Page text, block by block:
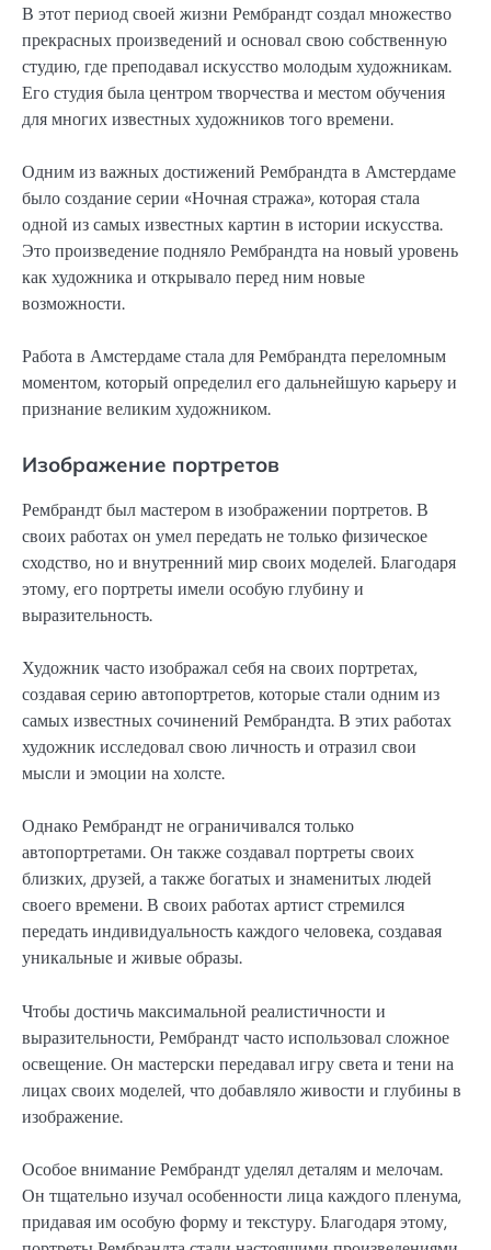
В этот период своей жизни Рембрандт создал множество
прекрасных произведений и основал свою собственную
студию, где преподавал искусство молодым художникам.
Его студия была центром творчества и местом обучения
для многих известных художников того времени.
Одним из важных достижений Рембрандта в Амстердаме
было создание серии «Ночная стража», которая стала
одной из самых известных картин в истории искусства.
Это произведение подняло Рембрандта на новый уровень
как художника и открывало перед ним новые
возможности.
Работа в Амстердаме стала для Рембрандта переломным
моментом, который определил его дальнейшую карьеру и
признание великим художником.
Изображение портретов
Рембрандт был мастером в изображении портретов. В
своих работах он умел передать не только физическое
сходство, но и внутренний мир своих моделей. Благодаря
этому, его портреты имели особую глубину и
выразительность.
Художник часто изображал себя на своих портретах,
создавая серию автопортретов, которые стали одним из
самых известных сочинений Рембрандта. В этих работах
художник исследовал свою личность и отразил свои
мысли и эмоции на холсте.
Однако Рембрандт не ограничивался только
автопортретами. Он также создавал портреты своих
близких, друзей, а также богатых и знаменитых людей
своего времени. В своих работах артист стремился
передать индивидуальность каждого человека, создавая
уникальные и живые образы.
Чтобы достичь максимальной реалистичности и
выразительности, Рембрандт часто использовал сложное
освещение. Он мастерски передавал игру света и тени на
лицах своих моделей, что добавляло живости и глубины в
изображение.
Особое внимание Рембрандт уделял деталям и мелочам.
Он тщательно изучал особенности лица каждого пленума,
придавая им особую форму и текстуру. Благодаря этому,